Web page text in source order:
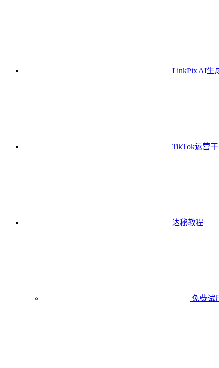
LinkPix AI生
TikTok运营
达秘教程
免费试